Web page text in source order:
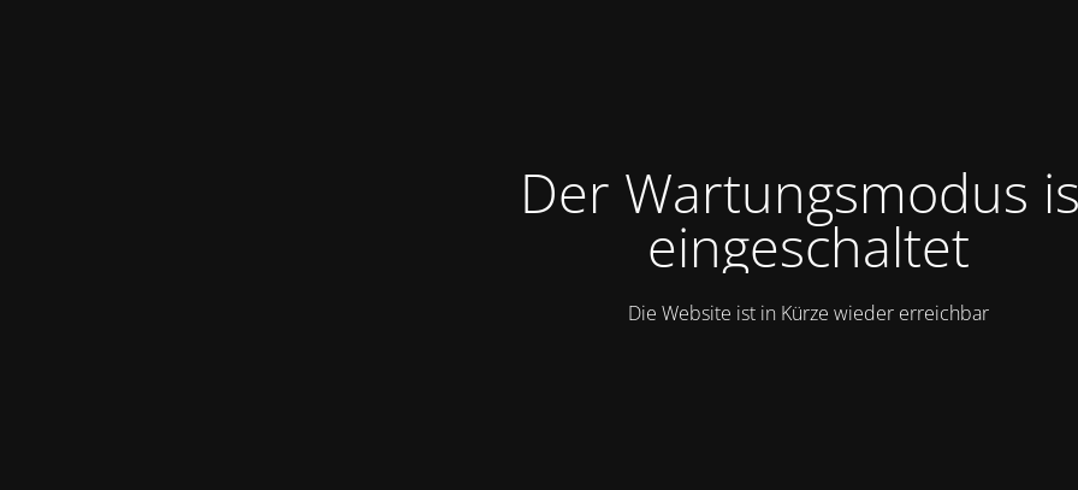
Der Wartungsmodus
eingeschaltet
Die Website ist in Kürze wieder erreichbar